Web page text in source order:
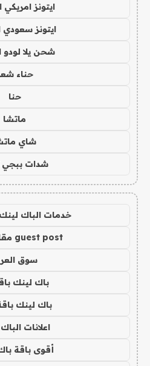
ايتونز
ايتونز
شحن يلا
حناء
حنا
ماتشا
شاي
شدات ببجي
خدمات الباك
guest post مقال ضيف
سوق
باك لينك باقة
باك لينك باقة
اعلانات
أقوى باقة